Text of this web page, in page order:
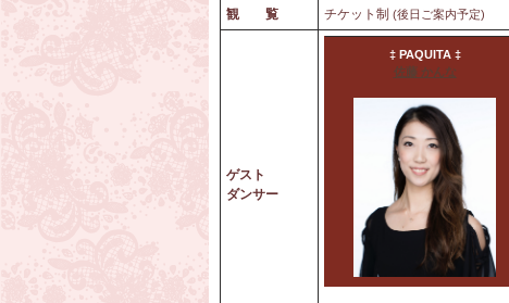
観 覧 チケット制 (後日ご案内予定)
ゲスト
ダンサー
‡ PAQUITA ‡
佐藤 かんな